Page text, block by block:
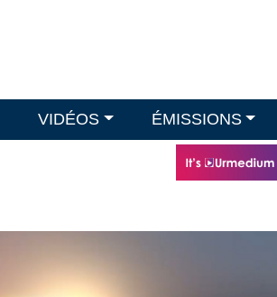
VIDÉOS ÉMISSIONS